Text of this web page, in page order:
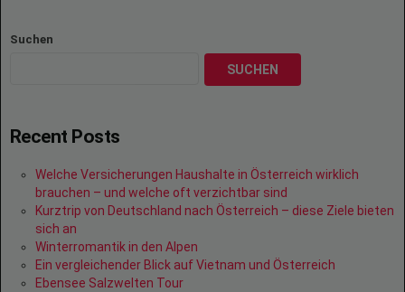
Suchen
SUCHEN
Recent Posts
Welche Versicherungen Haushalte in Österreich wirklich
brauchen – und welche oft verzichtbar sind
Kurztrip von Deutschland nach Österreich – diese Ziele bieten
sich an
Winterromantik in den Alpen
Ein vergleichender Blick auf Vietnam und Österreich
Ebensee Salzwelten Tour